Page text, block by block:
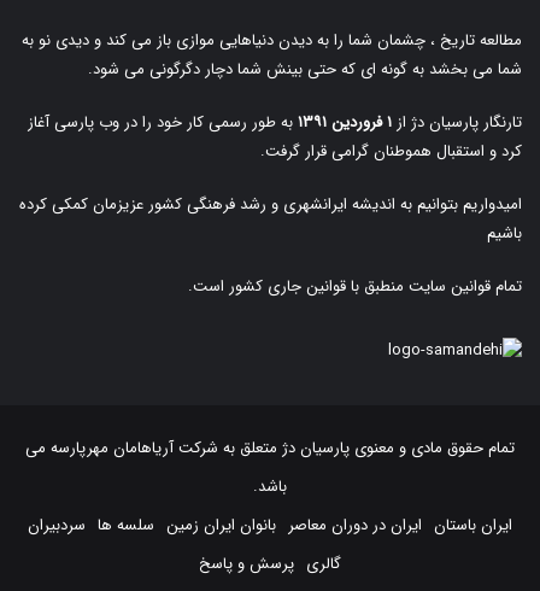
مطالعه تاریخ ، چشمان شما را به دیدن دنیاهایی موازی باز می کند و دیدی نو به
شما می بخشد به گونه ای که حتی بینش شما دچار دگرگونی می شود.
تارنگار پارسیان دژ از۱ فروردین ۱۳۹۱
به طور رسمی کار خود را در وب پارسی آغاز
کرد و استقبال هموطنان گرامی قرار گرفت.
امیدواریم بتوانیم به اندیشه ایرانشهری و رشد فرهنگی کشور عزیزمان کمکی کرده
باشیم
تمام قوانین سایت منطبق با قوانین جاری کشور است.
تمام حقوق مادی و معنوی پارسیان دژ متعلق به شرکت آریاهامان مهرپارسه می
باشد.
ایران باستان ایران در دوران معاصر بانوان ایران زمین سلسه ها سردبیران
گالری پرسش و پاسخ